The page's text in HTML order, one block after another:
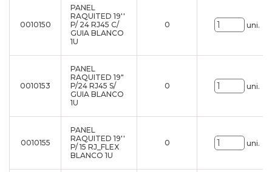
0010150
PANEL
RAQUITED 19''
P/ 24 RJ45 C/
GUIA BLANCO
1U
0 uni.
0010153
PANEL
RAQUITED 19"
P/24 RJ45 S/
GUIA BLANCO
1U
0 uni.
0010155
PANEL
RAQUITED 19''
P/ 15 RJ_FLEX
BLANCO 1U
0 uni.